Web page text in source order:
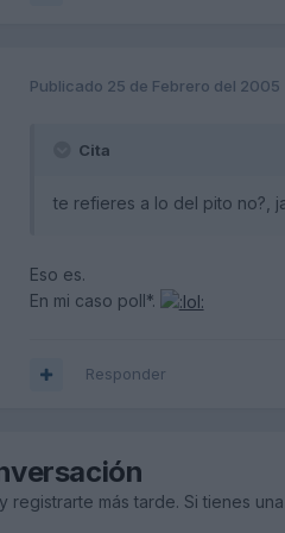
Publicado 25 de Febrero del 2005
Cita
te refieres a lo del pito no?,
Eso es.
En mi caso poll*.
Responder
registrarte más tarde. Si tienes una